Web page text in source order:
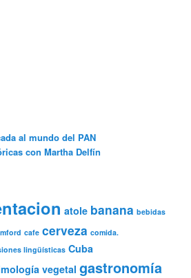
al mundo del PAN
con Martha Delfín
atole banana bebidas
cafe cerveza comida.
lingüísticas Cuba
vegetal gastronomía